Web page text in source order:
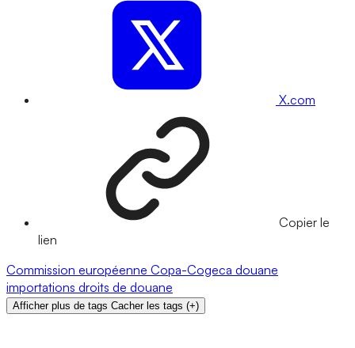
X.com
Copier le
lien
Commission européenne Copa-Cogeca douane
importations droits de douane
Afficher plus de tags Cacher les tags (+)